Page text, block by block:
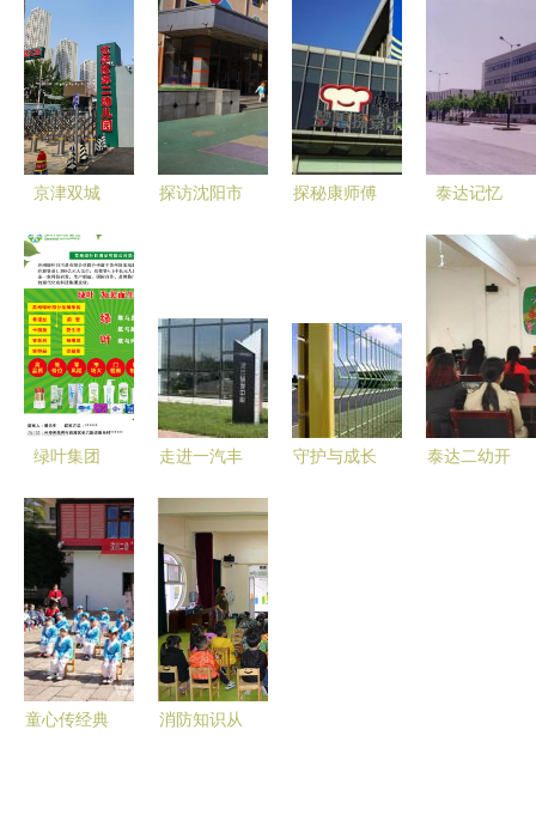
京津双城
秋光——记
泰达二幼的
快乐秋日之
旅
探访沈阳市
幼） 以爱
育爱，泽润
童心
探秘康师傅
泰达记忆
达二幼的愉
快时光
绿叶集团
幼，共筑健
康成长新篇
章
走进一汽丰
产打造高品
质好车
守护与成长
泰达二幼开
童心传经典
消防知识从